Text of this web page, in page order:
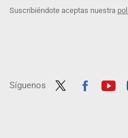
Suscribiéndote aceptas nuestra
Síguenos